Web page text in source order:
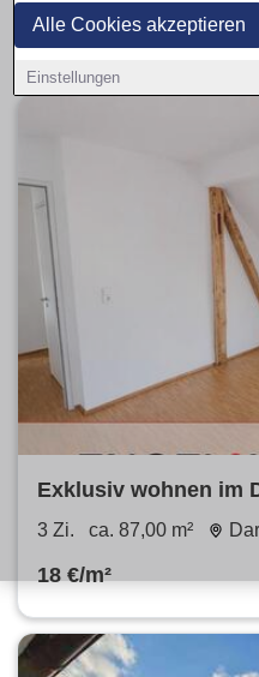
Alle Cookies akzeptieren
Einstellungen
exklusivere Ansprüche, in
einer
Exklusiv wohnen im
Martinsviertel:
ruhigem Flair
3 Zi. ca. 87,00 m²
18 €/m²